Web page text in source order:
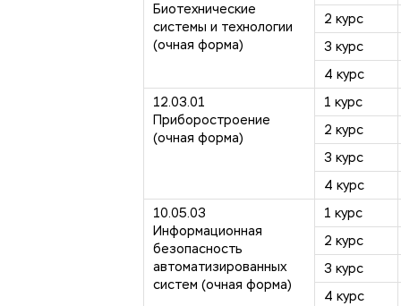
Биотехнические
системы и технологии
(очная форма)
2 курс
3 курс
4 курс
12.03.01
Приборостроение
(очная форма)
1 курс
2 курс
3 курс
4 курс
10.05.03
Информационная
безопасность
автоматизированных
систем (очная форма)
1 курс
2 курс
3 курс
4 курс